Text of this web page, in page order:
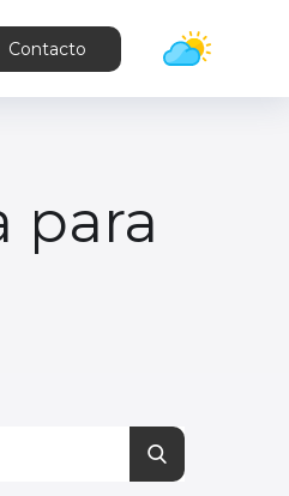
Contacto
para